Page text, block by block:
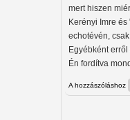
mert hiszen
Kerényi Imre
echotévén,
Egyébként
Én fordítva
A hozzászóláshoz